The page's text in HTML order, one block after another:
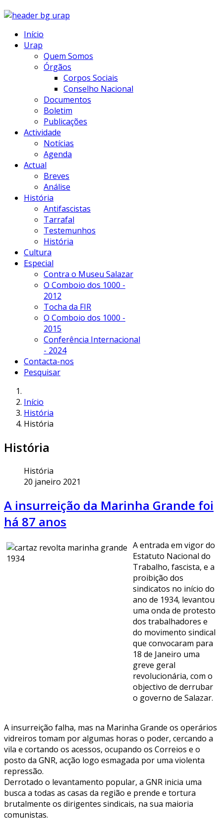
Início
Urap
Quem Somos
Órgãos
Corpos Sociais
Conselho Nacional
Documentos
Boletim
Publicações
Actividade
Notícias
Agenda
Actual
Breves
Análise
História
Antifascistas
Tarrafal
Testemunhos
História
Cultura
Especial
Contra o Museu Salazar
O Comboio dos 1000 -
2012
Tocha da FIR
O Comboio dos 1000 -
2015
Conferência Internacional
- 2024
Contacta-nos
Pesquisar
Início
História
História
História
História
20 janeiro 2021
A insurreição da Marinha Grande foi
há 87 anos
A entrada em vigor do
Estatuto Nacional do
Trabalho, fascista, e a
proibição dos
sindicatos no início do
ano de 1934, levantou
uma onda de protesto
dos trabalhadores e
do movimento sindical
que convocaram para
18 de Janeiro uma
greve geral
revolucionária, com o
objectivo de derrubar
o governo de Salazar.
A insurreição falha, mas na Marinha Grande os operários
vidreiros tomam por algumas horas o poder, cercando a
vila e cortando os acessos, ocupando os Correios e o
posto da GNR, acção logo esmagada por uma violenta
repressão.
Derrotado o levantamento popular, a GNR inicia uma
busca a todas as casas da região e prende e tortura
brutalmente os dirigentes sindicais, na sua maioria
comunistas.